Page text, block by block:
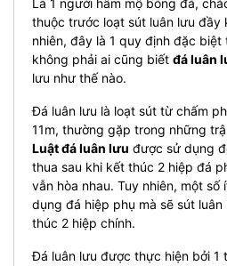
Là 1 người hâm mộ bóng đá,
thuộc trước loạt sút luân lưu đầy
nhiên, đây là 1 quy định đặc
không phải ai cũng biết đá luân
lưu như thế nào.
Đá luân lưu là loạt sút từ chấm
11m, thường gặp trong những
Luật đá luân lưu được sử dụng
thua sau khi kết thúc 2 hiệp đá
vẫn hòa nhau. Tuy nhiên, một
dụng đá hiệp phụ mà sẽ sút
thúc 2 hiệp chính.
Đá luân lưu được thực hiện bởi 1